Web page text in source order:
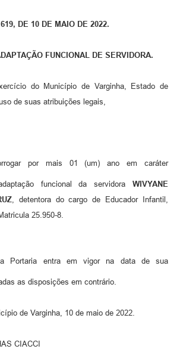
DE 10 DE MAIO DE 2022.
FUNCIONAL DE SERVIDORA.
do Município de Varginha, Estado de
de suas atribuições legais,
por mais 01 (um) ano em caráter
funcional da servidora WIVYANE
, detentora do cargo de Educador Infantil,
25.950-8.
Portaria entra em vigor na data de sua
as disposições em contrário.
de Varginha, 10 de maio de 2022.
CIACCI